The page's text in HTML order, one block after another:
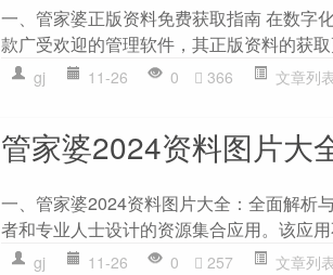
一、管家婆正版资料免费获取指南 在数字
款广受欢迎的管理软件，其正版资料的获
gj 11-26 0 366 文章列
管家婆2024资料图片大
一、管家婆2024资料图片大全：全面解析
者和专业人士设计的资源集合应用。该应
gj 11-26 0 257 文章列